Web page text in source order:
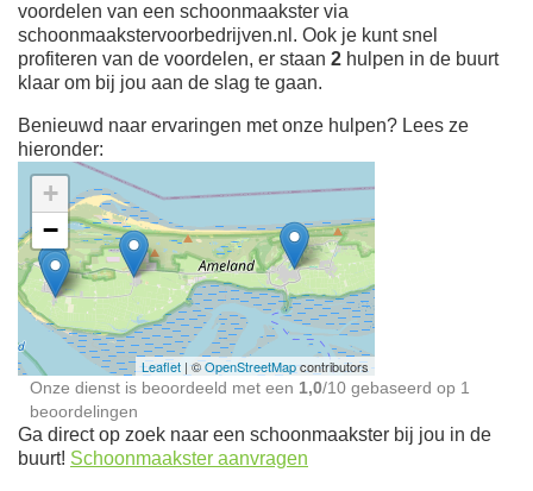
voordelen van een schoonmaakster via
schoonmaakstervoorbedrijven.nl. Ook je kunt snel
profiteren van de voordelen, er staan 2 hulpen in de buurt
klaar om bij jou aan de slag te gaan.
Benieuwd naar ervaringen met onze hulpen? Lees ze
hieronder:
Ontdek meer ervaringen
Schoonmaakster bij
jou in de buurt
+
−
Leaflet | ©OpenStreetMapcontributors
Onze dienst is beoordeeld met een 1,0/10 gebaseerd op 1
beoordelingen
Ga direct op zoek naar een schoonmaakster bij jou in de
buurt! Schoonmaakster aanvragen